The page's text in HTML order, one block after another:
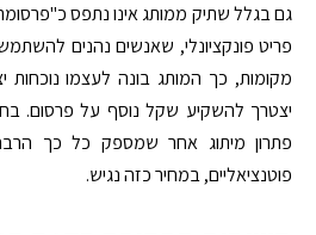
גם בגלל שתיק ממותג אינו נתפס
פריט פונקציונלי, שאנשים נהנים
מקומות, כך המותג בונה לעצמו
יצטרך להשקיע שקל נוסף על פרסום.
פתרון מיתוג אחר שמספק כל כך
פוטנציאליים, במחיר כזה נגיש.